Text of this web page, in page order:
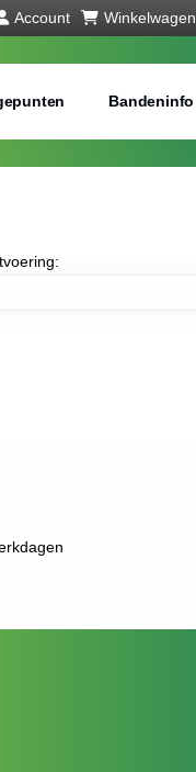
Account Winkelwagen
Bandeninfo